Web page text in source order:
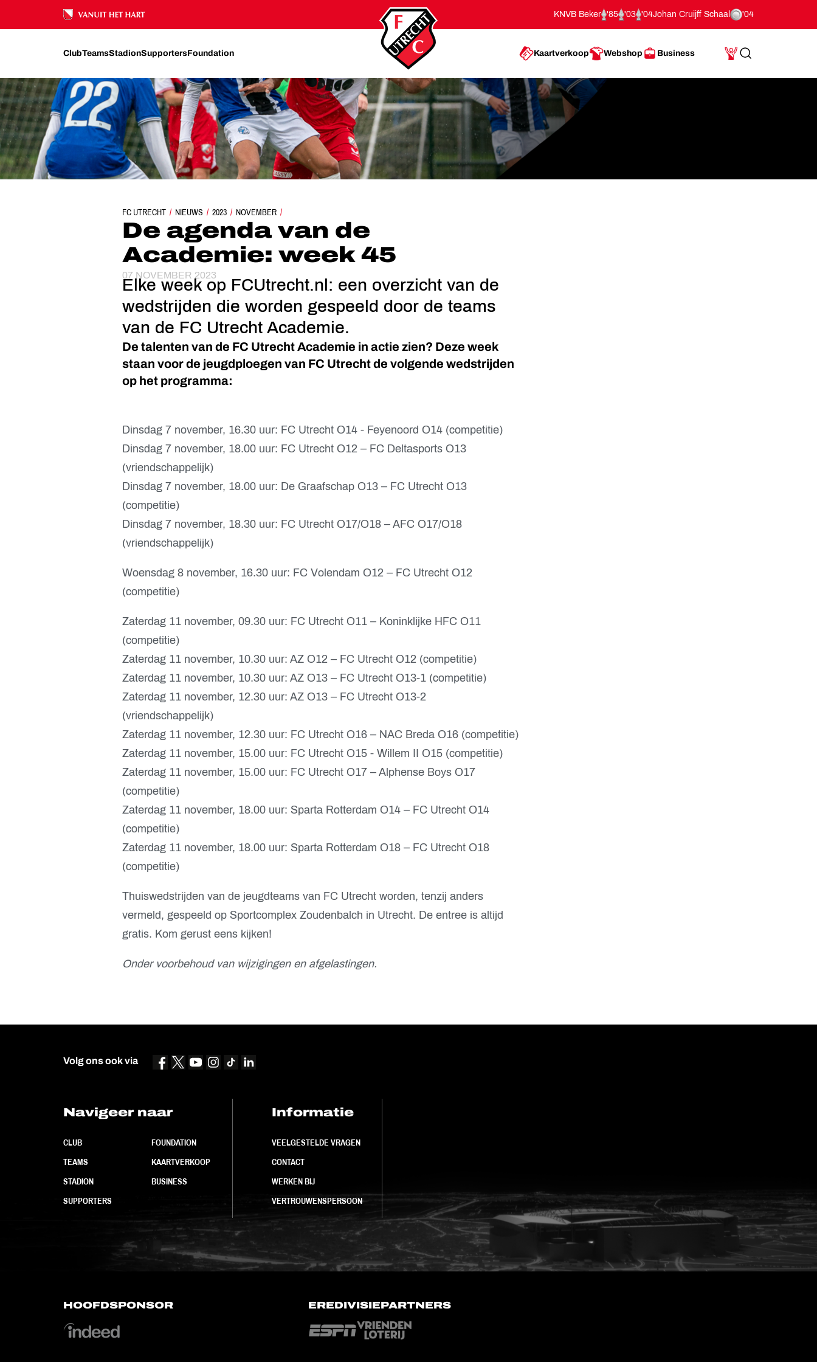
Ons nalatenschap
KNVB Beker '85 '03 '04Johan Cruijff Schaal '04
ClubTeamsStadionSupportersFoundation Kaartverkoop Webshop Business
Mijn Account
Search
FC UTRECHT NIEUWS 2023 NOVEMBER
DE AGENDA VAN DE ACADEMIE: WEEK 45
De agenda van de
Academie: week 45
07 NOVEMBER 2023
Elke week op FCUtrecht.nl: een overzicht van de
wedstrijden die worden gespeeld door de teams
van de FC Utrecht Academie.
De talenten van de FC Utrecht Academie in actie zien? Deze week
staan voor de jeugdploegen van FC Utrecht de volgende wedstrijden
op het programma:
Dinsdag 7 november, 16.30 uur: FC Utrecht O14 - Feyenoord O14 (competitie)
Dinsdag 7 november, 18.00 uur: FC Utrecht O12 – FC Deltasports O13
(vriendschappelijk)
Dinsdag 7 november, 18.00 uur: De Graafschap O13 – FC Utrecht O13
(competitie)
Dinsdag 7 november, 18.30 uur: FC Utrecht O17/O18 – AFC O17/O18
(vriendschappelijk)
Woensdag 8 november, 16.30 uur: FC Volendam O12 – FC Utrecht O12
(competitie)
Zaterdag 11 november, 09.30 uur: FC Utrecht O11 – Koninklijke HFC O11
(competitie)
Zaterdag 11 november, 10.30 uur: AZ O12 – FC Utrecht O12 (competitie)
Zaterdag 11 november, 10.30 uur: AZ O13 – FC Utrecht O13-1 (competitie)
Zaterdag 11 november, 12.30 uur: AZ O13 – FC Utrecht O13-2
(vriendschappelijk)
Zaterdag 11 november, 12.30 uur: FC Utrecht O16 – NAC Breda O16 (competitie)
Zaterdag 11 november, 15.00 uur: FC Utrecht O15 - Willem II O15 (competitie)
Zaterdag 11 november, 15.00 uur: FC Utrecht O17 – Alphense Boys O17
(competitie)
Zaterdag 11 november, 18.00 uur: Sparta Rotterdam O14 – FC Utrecht O14
(competitie)
Zaterdag 11 november, 18.00 uur: Sparta Rotterdam O18 – FC Utrecht O18
(competitie)
Thuiswedstrijden van de jeugdteams van FC Utrecht worden, tenzij anders
vermeld, gespeeld op Sportcomplex Zoudenbalch in Utrecht. De entree is altijd
gratis. Kom gerust eens kijken!
Onder voorbehoud van wijzigingen en afgelastingen.
Volg ons ook via
Navigeer naar
CLUB
TEAMS
STADION
SUPPORTERS
FOUNDATION
KAARTVERKOOP
BUSINESS
Informatie
VEELGESTELDE VRAGEN
CONTACT
WERKEN BIJ
VERTROUWENSPERSOON
HOOFDSPONSOR EREDIVISIEPARTNERS